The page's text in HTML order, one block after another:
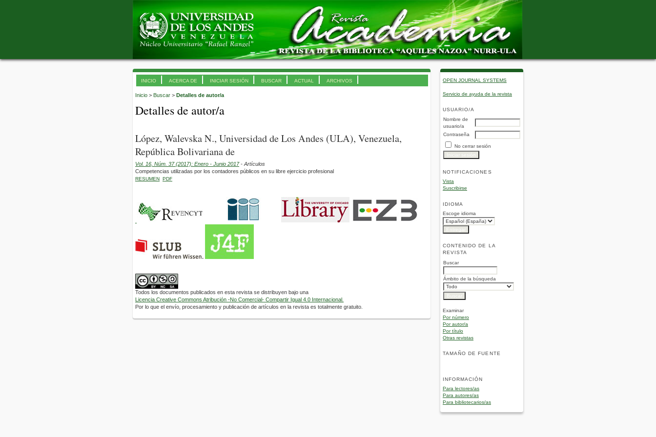
OPEN JOURNAL SYSTEMS
Servicio de ayuda de la revista
USUARIO/A
Nombre de
usuario/a
Contraseña
No cerrar sesión
NOTIFICACIONES
Vista
Suscribirse
IDIOMA
Escoge idioma
CONTENIDO DE LA
REVISTA
Buscar
Ámbito de la búsqueda
Examinar
Por número
Por autor/a
Por título
Otras revistas
TAMAÑO DE FUENTE
INFORMACIÓN
Para lectores/as
Para autores/as
Para bibliotecarios/as
INICIO ACERCA DE INICIAR SESIÓN BUSCAR ACTUAL ARCHIVOS
Inicio > Buscar > Detalles de autor/a
Detalles de autor/a
López, Walevska N., Universidad de Los Andes (ULA), Venezuela,
República Bolivariana de
Vol. 16, Núm. 37 (2017): Enero - Junio 2017- Artículos
Competencias utilizadas por los contadores públicos en su libre ejercicio profesional
RESUMEN PDF
Todos los documentos publicados en esta revista se distribuyen bajo una
Licencia Creative Commons Atribución -No Comercial- Compartir Igual 4.0 Internacional.
Por lo que el envío, procesamiento y publicación de artículos en la revista es totalmente gratuito.